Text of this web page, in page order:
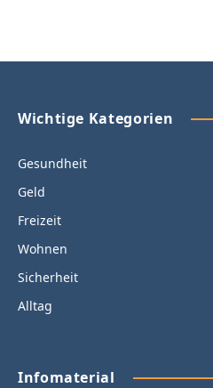
Wichtige Kategorien
Gesundheit
Geld
Freizeit
Wohnen
Sicherheit
Alltag
Infomaterial